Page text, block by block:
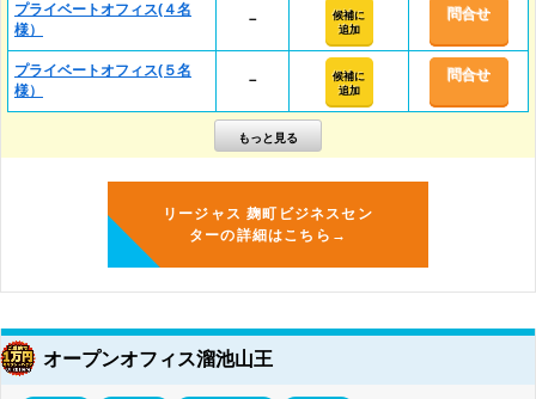
プライベートオフィス(４名
様）
－
候補に
追加
問合せ
プライベートオフィス(５名
様）
－
候補に
追加
問合せ
リージャス 麹町ビジネスセン
ターの詳細はこちら→
オープンオフィス溜池山王